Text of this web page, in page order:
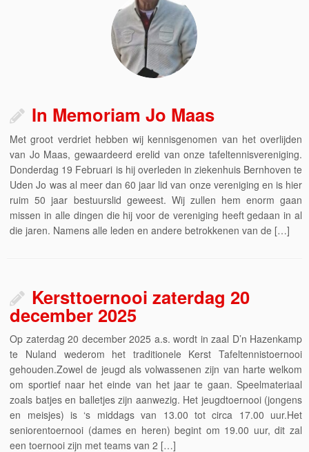
In Memoriam Jo Maas
Met groot verdriet hebben wij kennisgenomen van het overlijden
van Jo Maas, gewaardeerd erelid van onze tafeltennisvereniging.
Donderdag 19 Februari is hij overleden in ziekenhuis Bernhoven te
Uden Jo was al meer dan 60 jaar lid van onze vereniging en is hier
ruim 50 jaar bestuurslid geweest. Wij zullen hem enorm gaan
missen in alle dingen die hij voor de vereniging heeft gedaan in al
die jaren. Namens alle leden en andere betrokkenen van de […]
Kersttoernooi zaterdag 20
december 2025
Op zaterdag 20 december 2025 a.s. wordt in zaal D’n Hazenkamp
te Nuland wederom het traditionele Kerst Tafeltennistoernooi
gehouden.Zowel de jeugd als volwassenen zijn van harte welkom
om sportief naar het einde van het jaar te gaan. Speelmateriaal
zoals batjes en balletjes zijn aanwezig. Het jeugdtoernooi (jongens
en meisjes) is ‘s middags van 13.00 tot circa 17.00 uur.Het
seniorentoernooi (dames en heren) begint om 19.00 uur, dit zal
een toernooi zijn met teams van 2 […]